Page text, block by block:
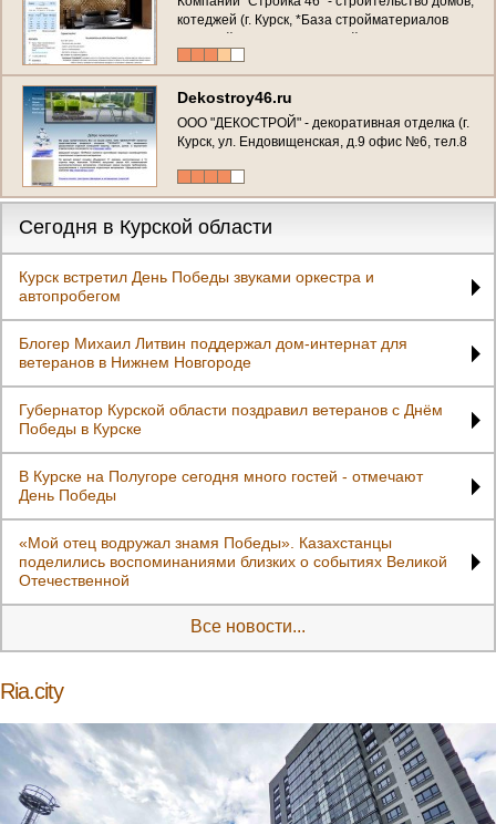
котеджей (г. Курск, *База стройматериалов
"Юбилейная", магазин стройматериалов
Dekostroy46.ru
ООО "ДЕКОСТРОЙ" - декоративная отделка (г.
Курск, ул. Ендовищенская, д.9 офис №6, тел.8
помещений квартир, офисов, домов)
Сегодня в Курской области
Курск встретил День Победы звуками оркестра и
автопробегом
Блогер Михаил Литвин поддержал дом-интернат для
ветеранов в Нижнем Новгороде
Губернатор Курской области поздравил ветеранов с Днём
Победы в Курске
В Курске на Полугоре сегодня много гостей - отмечают
День Победы
«Мой отец водружал знамя Победы». Казахстанцы
поделились воспоминаниями близких о событиях Великой
Отечественной
Все новости...
Ria.city